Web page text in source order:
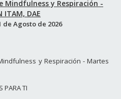
Mindfulness y Respiración -
ITAM, DAE
de Agosto de 2026
y Respiración - Martes
PARA TI